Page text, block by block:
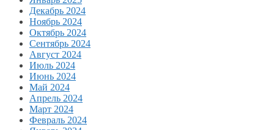
Декабрь 2024
Ноябрь 2024
Октябрь 2024
Сентябрь 2024
Август 2024
Июль 2024
Июнь 2024
Май 2024
Апрель 2024
Март 2024
Февраль 2024